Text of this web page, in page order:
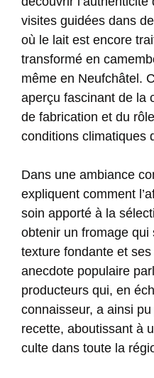
visites guidées dans
où le lait est encore
transformé en
même en Neufchâtel.
aperçu fascinant de la
de fabrication et du
conditions climatiques
Dans une ambiance
expliquent comment
soin apporté à la
obtenir un fromage qui
texture fondante et
anecdote populaire
producteurs qui, en
connaisseur, a ainsi
recette, aboutissant à
culte dans toute la